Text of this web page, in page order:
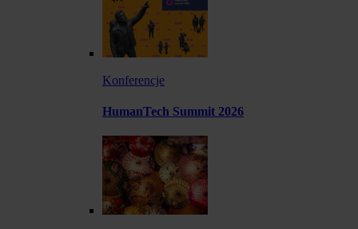
Konferencje
HumanTech Summit 2026